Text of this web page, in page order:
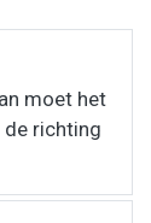
moet het
richting